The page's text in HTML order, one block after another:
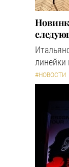
линейки
#НОВОСТИ